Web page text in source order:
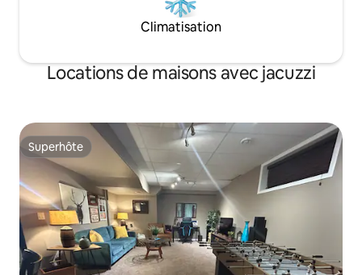
Climatisation
Locations de maisons avec jacuzzi
Superhôte
Superhôte